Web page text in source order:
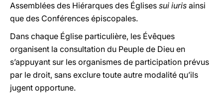
Assemblées des Hiérarques des Églises sui iuris ainsi
que des Conférences épiscopales.
Dans chaque Église particulière, les Évêques
organisent la consultation du Peuple de Dieu en
s’appuyant sur les organismes de participation prévus
par le droit, sans exclure toute autre modalité qu’ils
jugent opportune.